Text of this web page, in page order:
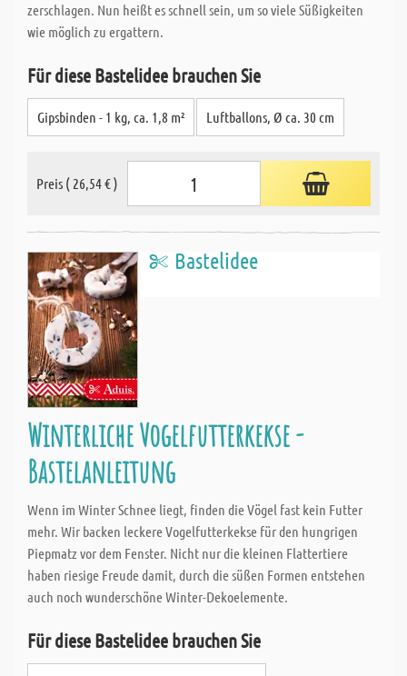
zerschlagen. Nun heißt es schnell sein, um so viele Süßigkeiten
wie möglich zu ergattern.
Für diese Bastelidee brauchen Sie
Gipsbinden - 1 kg, ca. 1,8 m² Luftballons, Ø ca. 30 cm
Preis ( 26,54 € )
Bastelidee
Winterliche Vogelfutterkekse -
Bastelanleitung
Wenn im Winter Schnee liegt, finden die Vögel fast kein Futter
mehr. Wir backen leckere Vogelfutterkekse für den hungrigen
Piepmatz vor dem Fenster. Nicht nur die kleinen Flattertiere
haben riesige Freude damit, durch die süßen Formen entstehen
auch noch wunderschöne Winter-Dekoelemente.
Für diese Bastelidee brauchen Sie